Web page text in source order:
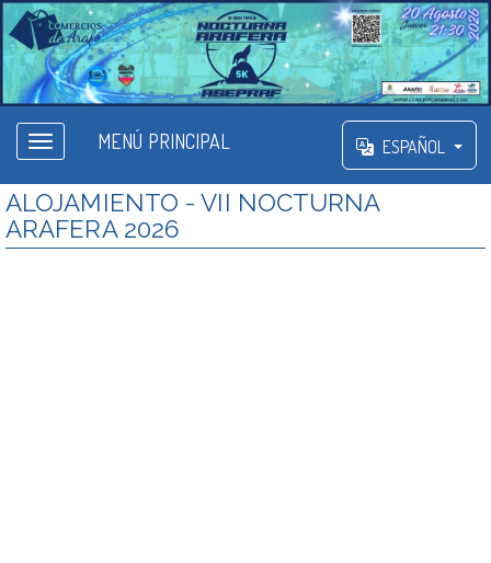
MENÚ PRINCIPAL ESPAÑOL
ALOJAMIENTO - VII NOCTURNA
ARAFERA 2026